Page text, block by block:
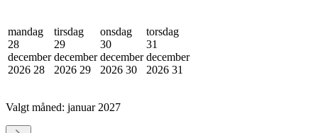
mandag
28
december
2026 28
tirsdag
29
december
2026 29
onsdag
30
december
2026 30
torsdag
31
december
2026 31
Valgt måned: januar 2027